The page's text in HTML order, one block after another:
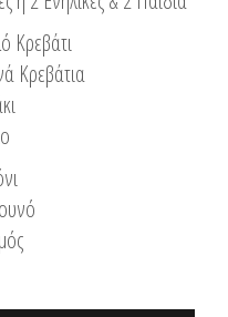
Κρεβάτι
Κρεβάτια